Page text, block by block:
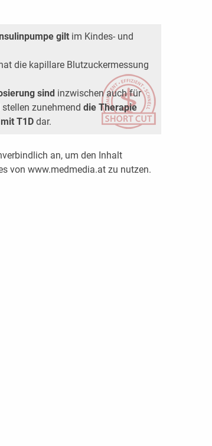
giltim Kindes- und
die kapillare Blutzuckermessung
sindinzwischen auch für
zunehmend die Therapie
T1Ddar.
an, um den Inhalt
von www.medmedia.at zu nutzen.